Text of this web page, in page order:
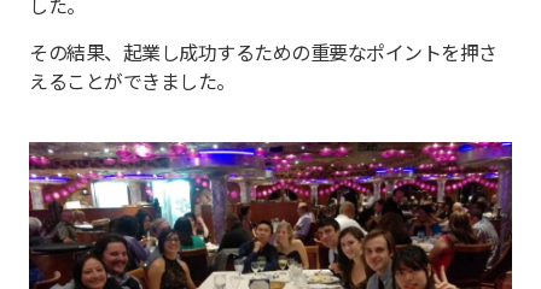
その結果、起業し成功するための重要なポイントを押さ
えることができました。